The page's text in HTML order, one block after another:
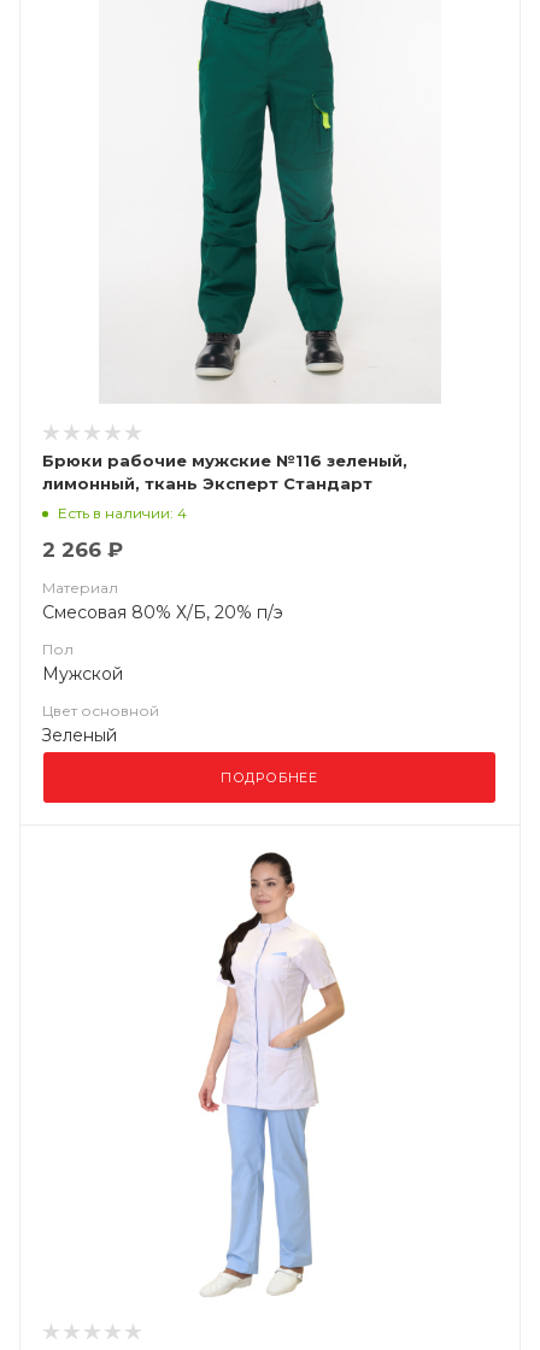
Брюки рабочие мужские №116 зеленый,
лимонный, ткань Эксперт Стандарт
Есть в наличии: 4
2 266 ₽
Материал
Смесовая 80% Х/Б, 20% п/э
Пол
Мужской
Цвет основной
Зеленый
ПОДРОБНЕЕ